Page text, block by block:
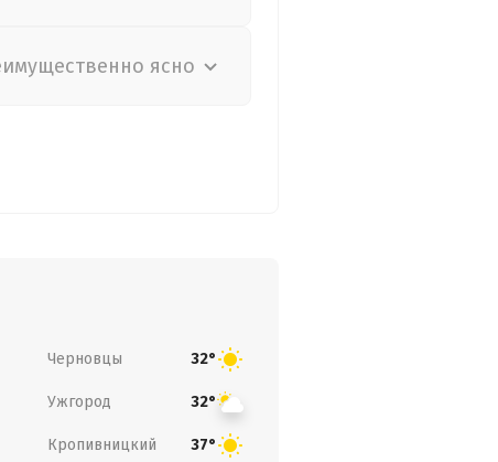
ясно
Черновцы 32°
Ужгород 32°
Кропивницкий 37°